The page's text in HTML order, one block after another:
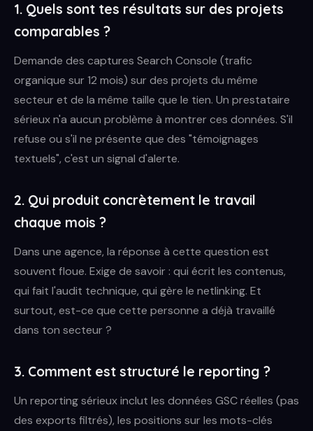
1. Quels sont tes résultats sur des projets
comparables ?
Demande des captures Search Console (trafic
organique sur 12 mois) sur des projets du même
secteur et de la même taille que le tien. Un prestataire
sérieux n'a aucun problème à montrer ces données. S'il
refuse ou s'il ne présente que des "témoignages
textuels", c'est un signal d'alerte.
2. Qui produit concrètement le travail
chaque mois ?
Dans une agence, la réponse à cette question est
souvent floue. Exige de savoir : qui écrit les contenus,
qui fait l'audit technique, qui gère le netlinking. Et
surtout, est-ce que cette personne a déjà travaillé
dans ton secteur ?
3. Comment est structuré le reporting ?
Un reporting sérieux inclut les données GSC réelles (pas
des exports filtrés), les positions sur les mots-clés